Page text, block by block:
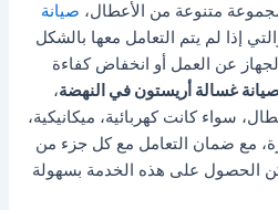
متنوعة من الأعطال، صيانة
إذا لم يتم التعامل معها بالشكل
عن العمل أو انخفاض كفاءة
غسالة أريستون في النهضة،
سواء كانت كهربائية، ميكانيكية،
مع ضمان التعامل مع كل جزء من
الحصول على هذه الخدمة بسهولة